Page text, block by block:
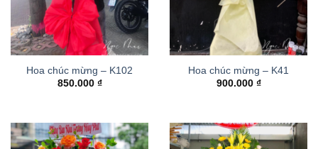
Hoa chúc mừng – K102
850.000 ₫
Hoa chúc mừng – K41
900.000 ₫